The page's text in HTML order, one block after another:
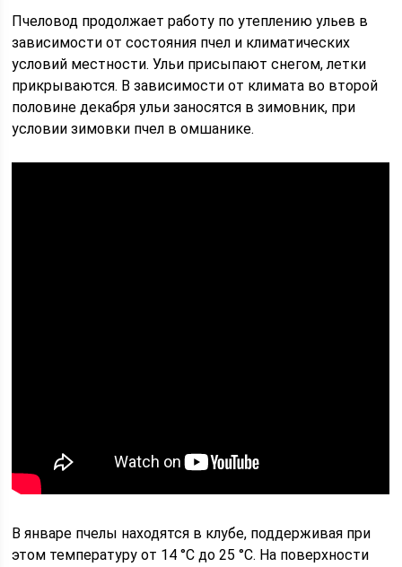
Пчеловод продолжает работу по утеплению ульев в
зависимости от состояния пчел и климатических
условий местности. Ульи присыпают снегом, летки
прикрываются. В зависимости от климата во второй
половине декабря ульи заносятся в зимовник, при
условии зимовки пчел в омшанике.
В январе пчелы находятся в клубе, поддерживая при
этом температуру от 14 °C до 25 °C. На поверхности